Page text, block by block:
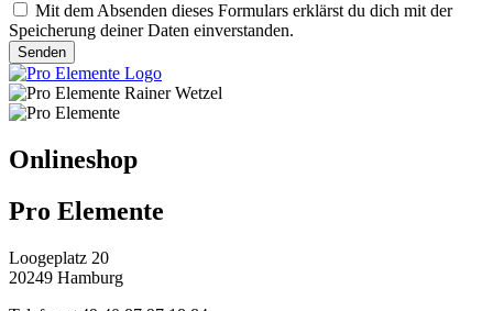
Mit dem Absenden dieses Formulars erklärst du dich mit der
Speicherung deiner Daten einverstanden.
Senden
Onlineshop
Pro Elemente
Loogeplatz 20
20249 Hamburg